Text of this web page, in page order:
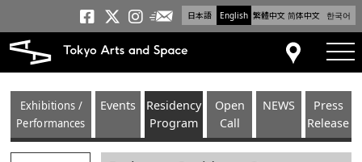
日本語 English 繁體中文 简体中文 한국어
Tokyo Arts and
Tokyo Arts and
Tokyo Arts and
Newsletter
Access
Exhibitions /
Performances
Events
Residency
Program
Open
Call
NEWS
Press
Release